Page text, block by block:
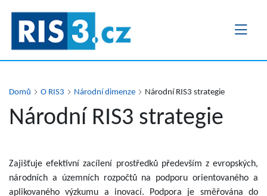
hlavnímu
obsahu
Domů O RIS3 Národní dimenze Národní RIS3 strategie
Národní RIS3 strategie
Zajišťuje efektivní zacílení prostředků především z evropských,
národních a územních rozpočtů na podporu orientovaného a
aplikovaného výzkumu a inovací. Podpora je směřována do